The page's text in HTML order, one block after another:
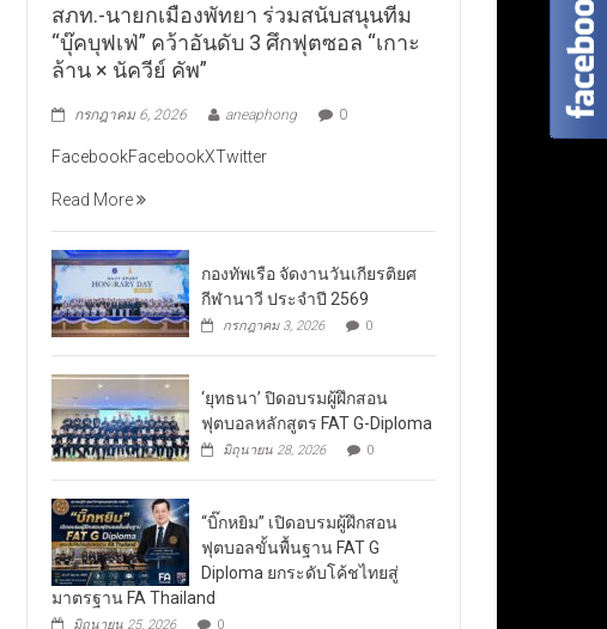
สภท.-นายกเมืองพัทยา ร่วมสนับสนุนทีม
“บุ๊คบุฟเฟ่” คว้าอันดับ 3 ศึกฟุตซอล “เกาะ
ล้าน × นัควีย์ คัพ”
กรกฎาคม 6, 2026 aneaphong 0
FacebookFacebookXTwitter
Read More
กองทัพเรือ จัดงานวันเกียรติยศ
กีฬานาวี ประจำปี 2569
กรกฎาคม 3, 2026 0
‘ยุทธนา’ ปิดอบรมผู้ฝึกสอน
ฟุตบอลหลักสูตร FAT G-Diploma
มิถุนายน 28, 2026 0
“บิ๊กหยิม” เปิดอบรมผู้ฝึกสอน
ฟุตบอลขั้นพื้นฐาน FAT G
Diploma ยกระดับโค้ชไทยสู่
มาตรฐาน FA Thailand
มิถุนายน 25, 2026 0